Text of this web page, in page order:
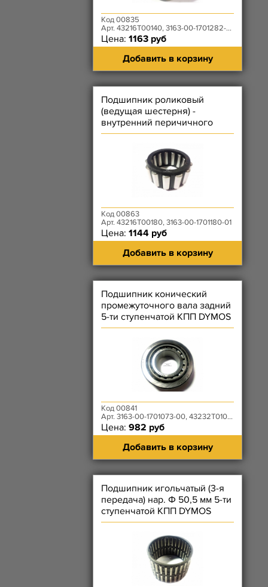
Код 00835
Арт. 43216T00140, 3163-00-1701282-00/3163-00-1701060-00
Цена: 1163 руб
Добавить в корзину
Подшипник роликовый
(ведущая шестерня) -
внутренний перичичного
вала КПП DYMOS
Код 00863
Арт. 43216T00180, 3163-00-1701180-01
Цена: 1144 руб
Добавить в корзину
Подшипник конический
промежуточного вала задний
5-ти ступенчатой КПП DYMOS
- 32206М
Код 00841
Арт. 3163-00-1701073-00, 43232T01090, 32206М
Цена: 982 руб
Добавить в корзину
Подшипник игольчатый (3-я
передача) нар. Ф 50,5 мм 5-ти
ступенчатой КПП DYMOS